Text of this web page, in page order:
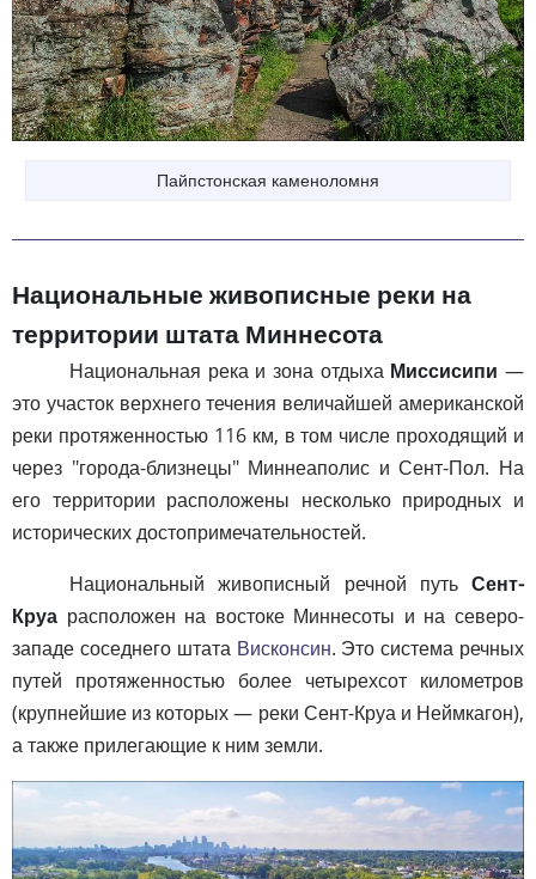
Пайпстонская каменоломня
Национальные живописные реки на
территории штата Миннесота
Национальная река и зона отдыха Миссисипи —
это участок верхнего течения величайшей американской
реки протяженностью 116 км, в том числе проходящий и
через "города-близнецы" Миннеаполис и Сент-Пол. На
его территории расположены несколько природных и
исторических достопримечательностей.
Национальный живописный речной путь Сент-
Круа расположен на востоке Миннесоты и на северо-
западе соседнего штата Висконсин. Это система речных
путей протяженностью более четырехсот километров
(крупнейшие из которых — реки Сент-Круа и Неймкагон),
а также прилегающие к ним земли.